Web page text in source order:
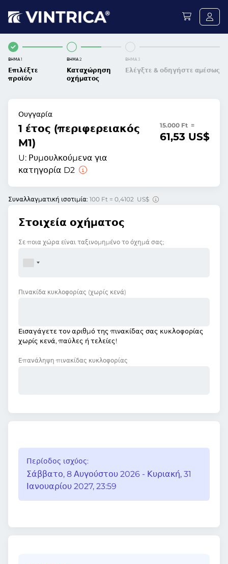
ΒΉΜΑ 1
Επιλέξτε
προϊόν
ΒΉΜΑ 2
Καταχώρηση
οχήματος
ΒΉΜΑ 3
Ελέγξτε & οδηγήστε αμέσως
Ουγγαρία
1 έτος (περιφερειακός
M1)
U: Ρυμουλκούμενα για
κατηγορία D2
15.000 Ft =
61,53 US$
Συναλλαγματική ισοτιμία: 100 Ft = 0,4102 US$
Στοιχεία οχήματος
Σε ποια χώρα είναι ταξινομημένο το όχημά σας;
Πινακίδα κυκλοφορίας (χωρίς κενά)
Εισαγάγετε τον αριθμό της πινακίδας σας κυκλοφορίας
χωρίς κενά, παύλες ή τελείες!
Επανάληψη πινακίδας κυκλοφορίας
Περίοδος ισχύος:
Σάββατο, 8 Αυγούστου 2026 - Κυριακή, 31
Ιανουαρίου 2027, 23:59